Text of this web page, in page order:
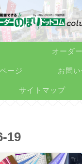
ージ お問
サイトマップ
19